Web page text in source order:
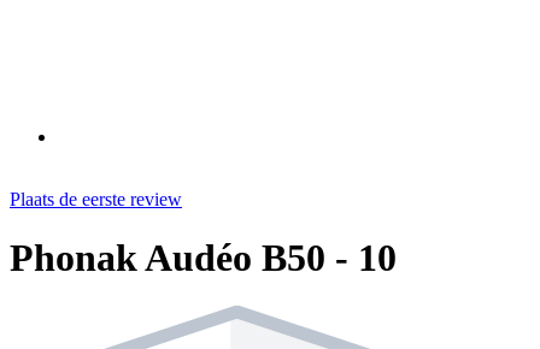
Plaats de eerste review
Phonak Audéo B50 - 10